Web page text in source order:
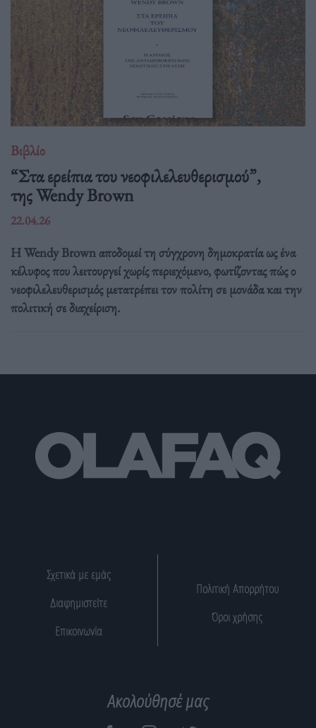
Βιβλίο
“Στα ερείπια του νεοφιλελευθερισμού”,
της Wendy Brown
22.04.26
Η Wendy Brown αποδομεί τη σύγχρονη δημοκρατία ως ένα
κέλυφος που λειτουργεί χωρίς περιεχόμενο, φωτίζοντας πώς ο
νεοφιλελευθερισμός μετατρέπει τον πολίτη σε μονάδα και την
πολιτική σε διαχείριση.
Σχετικά με εμάς
Διαφημιστείτε
Επικοινωνία
Πολιτική Απορρήτου
Όροι χρήσης
Ακολούθησέ μας